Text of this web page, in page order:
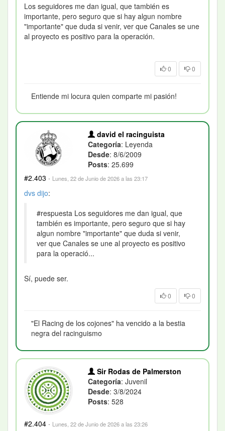
Los seguidores me dan igual, que también es
importante, pero seguro que si hay algun nombre
"importante" que duda si venir, ver que Canales se une
al proyecto es positivo para la operación.
0 0
Entiende mi locura quien comparte mi pasión!
david el racinguista
Categoría: Leyenda
Desde: 8/6/2009
Posts: 25.699
#2.403 · Lunes, 22 de Junio de 2026 a las 23:17
dvs dijo:
#respuesta Los seguidores me dan igual, que
también es importante, pero seguro que si hay
algun nombre "importante" que duda si venir,
ver que Canales se une al proyecto es positivo
para la operació...
Sí, puede ser.
0 0
"El Racing de los cojones" ha vencido a la bestia
negra del racinguismo
Sir Rodas de Palmerston
Categoría: Juvenil
Desde: 3/8/2024
Posts: 528
#2.404 · Lunes, 22 de Junio de 2026 a las 23:26